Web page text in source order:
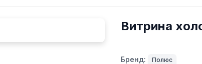
Витрина
Бренд: Полюс